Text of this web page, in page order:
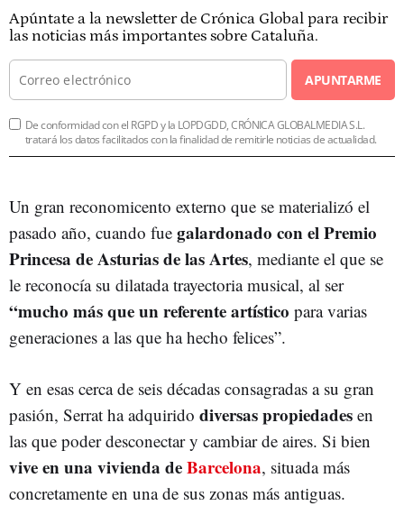
Apúntate a la newsletter de Crónica Global para recibir
las noticias más importantes sobre Cataluña.
APUNTARME
De conformidad con el RGPD y la LOPDGDD, CRÓNICA GLOBALMEDIA S.L.
tratará los datos facilitados con la finalidad de remitirle noticias de actualidad.
Un gran reconomicento externo que se materializó el
pasado año, cuando fue galardonado con el Premio
Princesa de Asturias de las Artes, mediante el que se
le reconocía su dilatada trayectoria musical, al ser
“mucho más que un referente artístico para varias
generaciones a las que ha hecho felices”.
Y en esas cerca de seis décadas consagradas a su gran
pasión, Serrat ha adquirido diversas propiedades en
las que poder desconectar y cambiar de aires. Si bien
vive en una vivienda deBarcelona, situada más
concretamente en una de sus zonas más antiguas.